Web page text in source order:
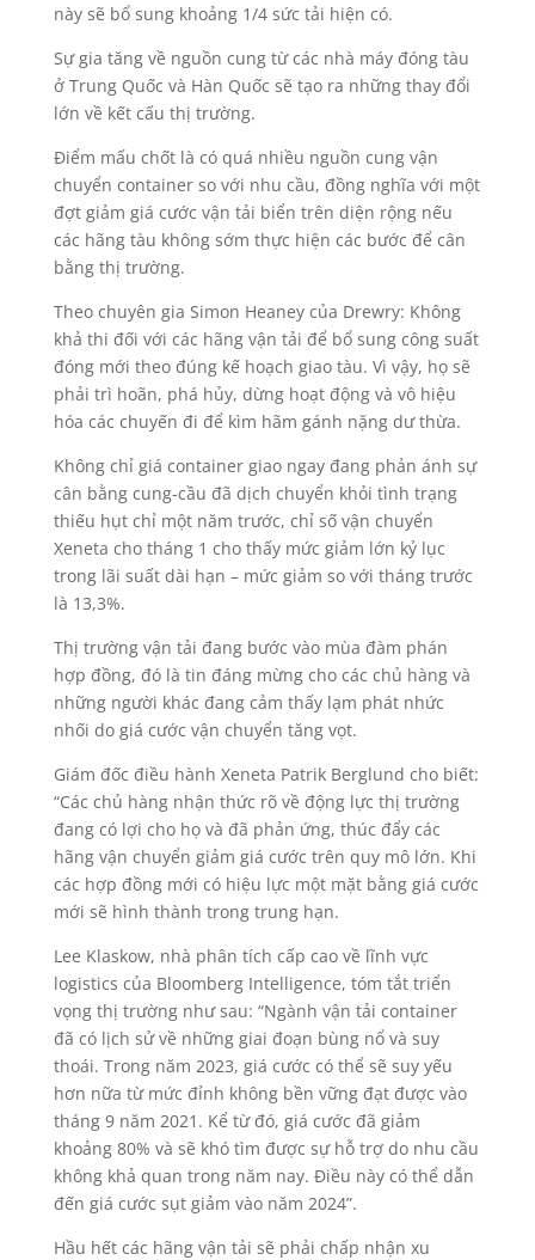
này sẽ bổ sung khoảng 1/4 sức tải hiện có.
Sự gia tăng về nguồn cung từ các nhà máy đóng tàu
ở Trung Quốc và Hàn Quốc sẽ tạo ra những thay đổi
lớn về kết cấu thị trường.
Điểm mấu chốt là có quá nhiều nguồn cung vận
chuyển container so với nhu cầu, đồng nghĩa với một
đợt giảm giá cước vận tải biển trên diện rộng nếu
các hãng tàu không sớm thực hiện các bước để cân
bằng thị trường.
Theo chuyên gia Simon Heaney của Drewry: Không
khả thi đối với các hãng vận tải để bổ sung công suất
đóng mới theo đúng kế hoạch giao tàu. Vì vậy, họ sẽ
phải trì hoãn, phá hủy, dừng hoạt động và vô hiệu
hóa các chuyến đi để kìm hãm gánh nặng dư thừa.
Không chỉ giá container giao ngay đang phản ánh sự
cân bằng cung-cầu đã dịch chuyển khỏi tình trạng
thiếu hụt chỉ một năm trước, chỉ số vận chuyển
Xeneta cho tháng 1 cho thấy mức giảm lớn kỷ lục
trong lãi suất dài hạn – mức giảm so với tháng trước
là 13,3%.
Thị trường vận tải đang bước vào mùa đàm phán
hợp đồng, đó là tin đáng mừng cho các chủ hàng và
những người khác đang cảm thấy lạm phát nhức
nhối do giá cước vận chuyển tăng vọt.
Giám đốc điều hành Xeneta Patrik Berglund cho biết:
“Các chủ hàng nhận thức rõ về động lực thị trường
đang có lợi cho họ và đã phản ứng, thúc đẩy các
hãng vận chuyển giảm giá cước trên quy mô lớn. Khi
các hợp đồng mới có hiệu lực một mặt bằng giá cước
mới sẽ hình thành trong trung hạn.
Lee Klaskow, nhà phân tích cấp cao về lĩnh vực
logistics của Bloomberg Intelligence, tóm tắt triển
vọng thị trường như sau: “Ngành vận tải container
đã có lịch sử về những giai đoạn bùng nổ và suy
thoái. Trong năm 2023, giá cước có thể sẽ suy yếu
hơn nữa từ mức đỉnh không bền vững đạt được vào
tháng 9 năm 2021. Kể từ đó, giá cước đã giảm
khoảng 80% và sẽ khó tìm được sự hỗ trợ do nhu cầu
không khả quan trong năm nay. Điều này có thể dẫn
đến giá cước sụt giảm vào năm 2024”.
Hầu hết các hãng vận tải sẽ phải chấp nhận xu